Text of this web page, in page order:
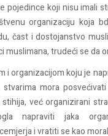
pojedince koji nisu imali
organizaciju koja
, čast idostojanstvo
muslimana,trudećise da
i organizacijom kojuje
stvarima moraposvećivati
stihija, već organizirani
napraviti jaka
ivratitisekao